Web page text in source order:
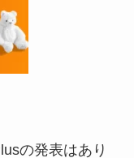
の発表はあり